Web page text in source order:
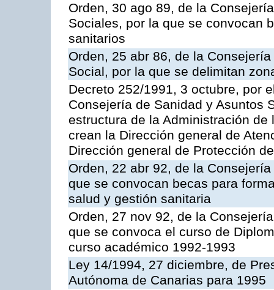
Orden, 30 ago 89, de la
Sociales, por la que se convocan
sanitarios
Orden, 25 abr 86, de la
Social, por la que se delimitan
Decreto 252/1991, 3 octubre, por
Consejería de Sanidad y Asuntos
estructura de la Administración
crean la Dirección general de
Dirección general de Protección
Orden, 22 abr 92, de la
que se convocan becas para
salud y gestión sanitaria
Orden, 27 nov 92, de la
que se convoca el curso de
curso académico 1992-1993
Ley 14/1994, 27 diciembre, de
Autónoma de Canarias para 1995